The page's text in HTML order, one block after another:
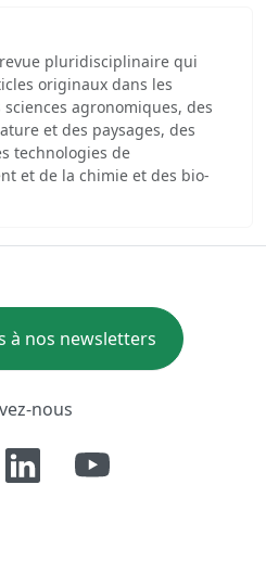
revue pluridisciplinaire qui
originaux dans les
agronomiques, des
et des paysages, des
technologies de
et de la chimie et des bio-
à nos newsletters
nous